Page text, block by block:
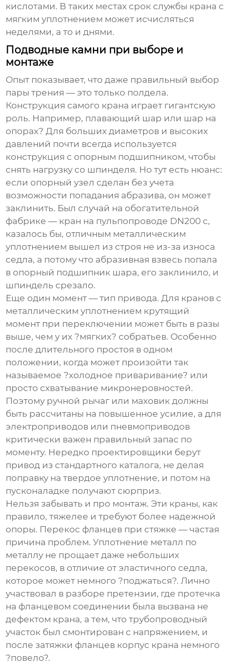
кислотами. В таких местах срок службы крана с
мягким уплотнением может исчисляться
неделями, а то и днями.
Подводные камни при выборе и
монтаже
Опыт показывает, что даже правильный выбор
пары трения — это только полдела.
Конструкция самого крана играет гигантскую
роль. Например, плавающий шар или шар на
опорах? Для больших диаметров и высоких
давлений почти всегда используется
конструкция с опорным подшипником, чтобы
снять нагрузку со шпинделя. Но тут есть нюанс:
если опорный узел сделан без учета
возможности попадания абразива, он может
заклинить. Был случай на обогатительной
фабрике — кран на пульпопроводе DN200 с,
казалось бы, отличным металлическим
уплотнением вышел из строя не из-за износа
седла, а потому что абразивная взвесь попала
в опорный подшипник шара, его заклинило, и
шпиндель срезало.
Еще один момент — тип привода. Для кранов с
металлическим уплотнением крутящий
момент при переключении может быть в разы
выше, чем у их ?мягких? собратьев. Особенно
после длительного простоя в одном
положении, когда может произойти так
называемое ?холодное приваривание? или
просто схватывание микронеровностей.
Поэтому ручной рычаг или маховик должны
быть рассчитаны на повышенное усилие, а для
электроприводов или пневмоприводов
критически важен правильный запас по
моменту. Нередко проектировщики берут
привод из стандартного каталога, не делая
поправку на твердое уплотнение, и потом на
пусконаладке получают сюрприз.
Нельзя забывать и про монтаж. Эти краны, как
правило, тяжелее и требуют более надежной
опоры. Перекос фланцев при стяжке — частая
причина проблем. Уплотнение металл по
металлу не прощает даже небольших
перекосов, в отличие от эластичного седла,
которое может немного ?поджаться?. Лично
участвовал в разборе претензии, где протечка
на фланцевом соединении была вызвана не
дефектом крана, а тем, что трубопроводный
участок был смонтирован с напряжением, и
после затяжки фланцев корпус крана немного
?повело?.